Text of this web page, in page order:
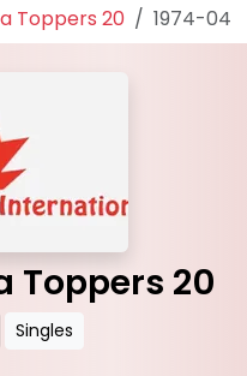
Toppers 20 1974-04
Toppers 20
Singles